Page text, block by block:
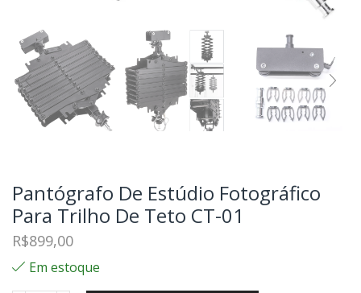
Pantógrafo De Estúdio Fotográfico
Para Trilho De Teto CT-01
R$899,00
Em estoque